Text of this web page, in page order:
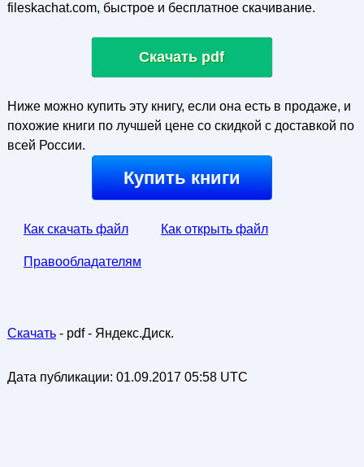
fileskachat.com, быстрое и бесплатное скачивание.
Скачать pdf
Ниже можно купить эту книгу, если она есть в продаже, и
похожие книги по лучшей цене со скидкой с доставкой по
всей России.
Купить книги
Как скачать файл Как открыть файл
Правообладателям
Скачать- pdf - Яндекс.Диск.
Дата публикации: 01.09.2017 05:58 UTC